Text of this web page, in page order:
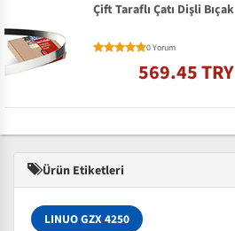
Çift Taraflı Çatı Dişli Bıçak
0 Yorum
569.45 TRY
Ürün Etiketleri
LINUO GZX 4250